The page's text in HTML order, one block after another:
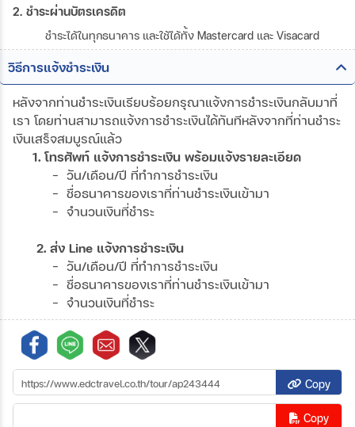
2. ชำระผ่านบัตรเครดิต
ชำระได้ในทุกธนาคาร และใช้ได้ทั้ง Mastercard และ Visacard
วิธีการแจ้งชำระเงิน
หลังจากท่านชำระเงินเรียบร้อยกรุณาแจ้งการชำระเงินกลับมาที่
เรา โดยท่านสามารถแจ้งการชำระเงินได้ทันทีหลังจากที่ท่านชำระ
เงินเสร็จสมบูรณ์แล้ว
1. โทรศัพท์ แจ้งการชำระเงิน พร้อมแจ้งรายละเอียด
- วัน/เดือน/ปี ที่ทำการชำระเงิน
- ชื่อธนาคารของเราที่ท่านชำระเงินเข้ามา
- จำนวนเงินที่ชำระ
2. ส่ง Line แจ้งการชำระเงิน
- วัน/เดือน/ปี ที่ทำการชำระเงิน
- ชื่อธนาคารของเราที่ท่านชำระเงินเข้ามา
- จำนวนเงินที่ชำระ
Copy
Copy